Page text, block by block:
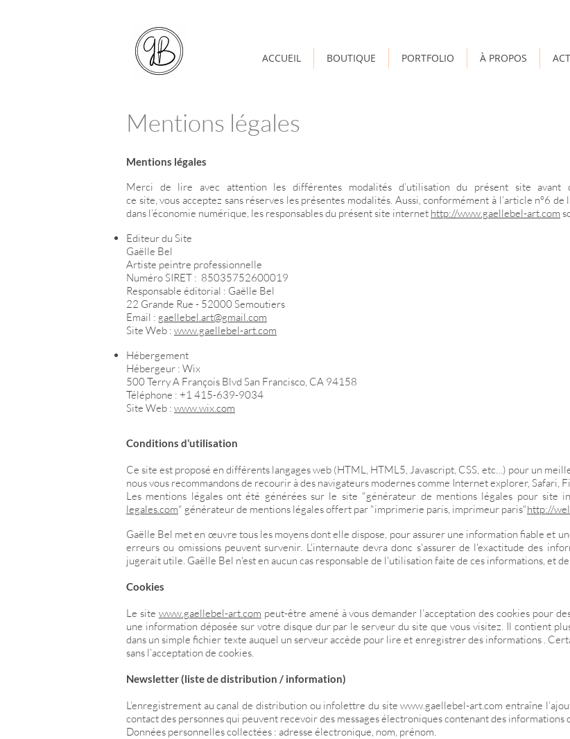
ACCUEIL BOUTIQUE PORTFOLIO À PROPOS
Mentions légales
Mentions légales
Merci de lire avec attention les différentes modalités d’utilisation du présent site avant
ce site, vous acceptez sans réserves les présentes modalités. Aussi, conformément à l’article n°6
dans l’économie numérique, les responsables du présent site internet http://www.gaellebel-art.com
Editeur du Site
Gaëlle Bel
Artiste peintre professionnelle
Numéro SIRET : 85035752600019
Responsable éditorial : Gaëlle Bel
22 Grande Rue - 52000 Semoutiers
Email : gaellebel.art@gmail.com
Site Web : www.gaellebel-art.com
Hébergement
Hébergeur : Wix
500 Terry A François Blvd San Francisco, CA 94158
Téléphone : +1 415-639-9034
Site Web : www.wix.com
Conditions d’utilisation
Ce site est proposé en différents langages web (HTML, HTML5, Javascript, CSS, etc…) pour un
nous vous recommandons de recourir à des navigateurs modernes comme Internet explorer, Safari,
Les mentions légales ont été générées sur le site "générateur de mentions légales pour site
legales.com" générateur de mentions légales offert par "imprimerie paris, imprimeur paris"http://
Gaëlle Bel met en œuvre tous les moyens dont elle dispose, pour assurer une information fiable et
erreurs ou omissions peuvent survenir. L'internaute devra donc s'assurer de l'exactitude des
jugerait utile. Gaëlle Bel n'est en aucun cas responsable de l'utilisation faite de ces informations, et
Cookies
Le site www.gaellebel-art.com peut-être amené à vous demander l’acceptation des cookies pour
une information déposée sur votre disque dur par le serveur du site que vous visitez. Il contient
dans un simple fichier texte auquel un serveur accède pour lire et enregistrer des informations .
sans l’acceptation de cookies.
Newsletter (liste de distribution / information)
L’enregistrement au canal de distribution ou infolettre du sitewww.gaellebel-art.com entraîne
contact des personnes qui peuvent recevoir des messages électroniques contenant des
Données personnelles collectées : adresse électronique, nom, prénom.